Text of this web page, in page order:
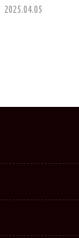
2025.04.05